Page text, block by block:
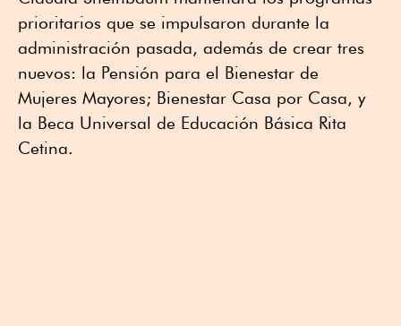
prioritarios que se impulsaron durante la
administración pasada, además de crear tres
nuevos: la Pensión para el Bienestar de
Mujeres Mayores; Bienestar Casa por Casa, y
la Beca Universal de Educación Básica Rita
Cetina.